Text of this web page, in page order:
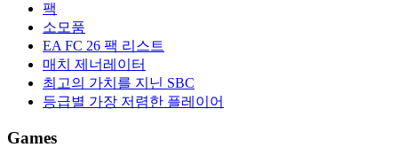
팩
소모품
EA FC 26 팩 리스트
매치 제너레이터
최고의 가치를 지닌 SBC
등급별 가장 저렴한 플레이어
Games